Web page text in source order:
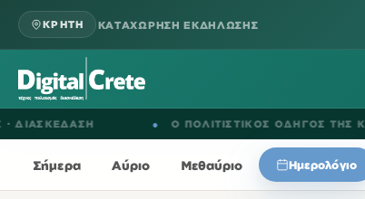
ΚΡΗΤΗ ΚΑΤΑΧΩΡΗΣΗ ΕΚΔΗΛΩΣΗΣ
Ο ΠΟΛΙΤΙΣΤΙΚΟΣ ΟΔΗΓΟΣ ΤΗΣ ΚΡΗΤΗΣ
Σήμερα Αύριο Μεθαύριο Ημερολόγιο